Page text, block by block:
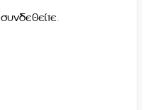
συνδεθείτε.